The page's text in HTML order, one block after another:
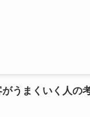
がうまくいく人の